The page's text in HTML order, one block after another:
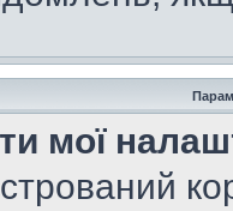
мої